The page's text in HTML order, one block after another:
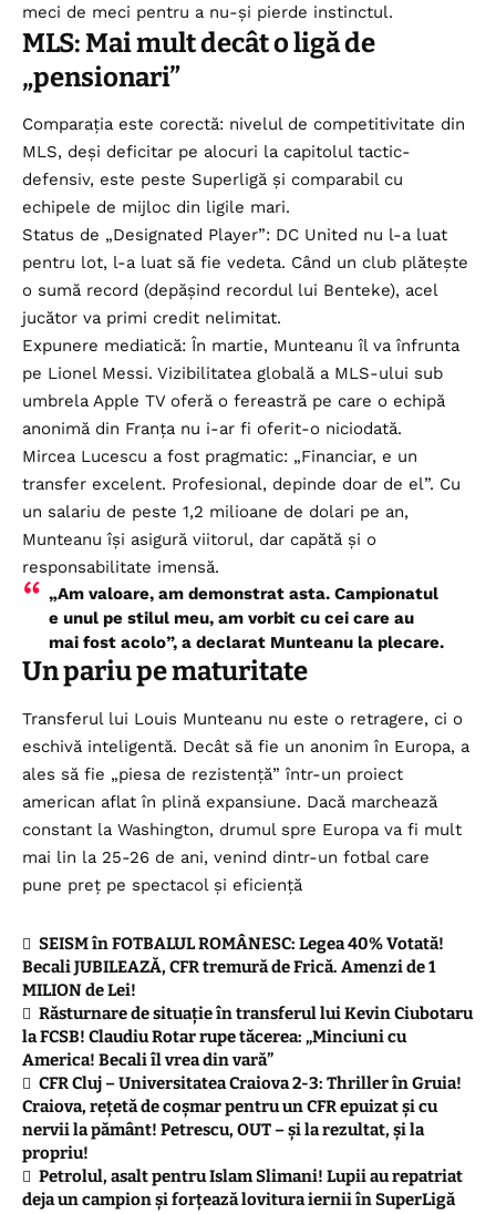
meci de meci pentru a nu-și pierde instinctul.
MLS: Mai mult decât o ligă de
„pensionari”
Comparația este corectă: nivelul de competitivitate din
MLS, deși deficitar pe alocuri la capitolul tactic-
defensiv, este peste Superligă și comparabil cu
echipele de mijloc din ligile mari.
Status de „Designated Player”: DC United nu l-a luat
pentru lot, l-a luat să fie vedeta. Când un club plătește
o sumă record (depășind recordul lui Benteke), acel
jucător va primi credit nelimitat.
Expunere mediatică: În martie, Munteanu îl va înfrunta
pe Lionel Messi. Vizibilitatea globală a MLS-ului sub
umbrela Apple TV oferă o fereastră pe care o echipă
anonimă din Franța nu i-ar fi oferit-o niciodată.
Mircea Lucescu a fost pragmatic: „Financiar, e un
transfer excelent. Profesional, depinde doar de el”. Cu
un salariu de peste 1,2 milioane de dolari pe an,
Munteanu își asigură viitorul, dar capătă și o
responsabilitate imensă.
„Am valoare, am demonstrat asta. Campionatul
e unul pe stilul meu, am vorbit cu cei care au
mai fost acolo”, a declarat Munteanu la plecare.
Un pariu pe maturitate
Transferul lui Louis Munteanu nu este o retragere, ci o
eschivă inteligentă. Decât să fie un anonim în Europa, a
ales să fie „piesa de rezistență” într-un proiect
american aflat în plină expansiune. Dacă marchează
constant la Washington, drumul spre Europa va fi mult
mai lin la 25-26 de ani, venind dintr-un fotbal care
pune preț pe spectacol și eficiență
SEISM în FOTBALUL ROMÂNESC: Legea 40% Votată!
Becali JUBILEAZĂ, CFR tremură de Frică. Amenzi de 1
MILION de Lei!
Răsturnare de situație în transferul lui Kevin Ciubotaru
la FCSB! Claudiu Rotar rupe tăcerea: „Minciuni cu
America! Becali îl vrea din vară”
CFR Cluj – Universitatea Craiova 2-3: Thriller în Gruia!
Craiova, rețetă de coșmar pentru un CFR epuizat și cu
nervii la pământ! Petrescu, OUT – și la rezultat, și la
propriu!
Petrolul, asalt pentru Islam Slimani! Lupii au repatriat
deja un campion și forțează lovitura iernii în SuperLigă